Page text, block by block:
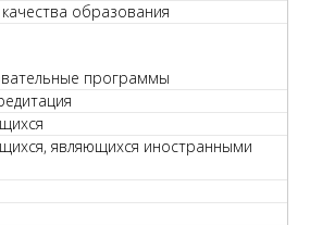
образования
программы
являющихся иностранными